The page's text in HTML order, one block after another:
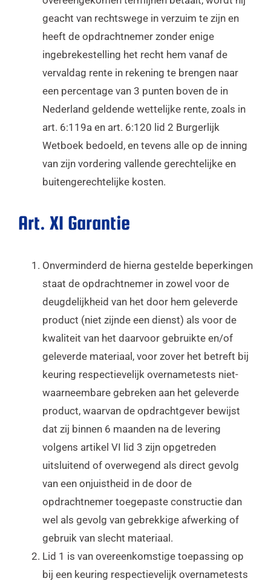
geacht van rechtswege in verzuim te zijn en
heeft de opdrachtnemer zonder enige
ingebrekestelling het recht hem vanaf de
vervaldag rente in rekening te brengen naar
een percentage van 3 punten boven de in
Nederland geldende wettelijke rente, zoals in
art. 6:119a en art. 6:120 lid 2 Burgerlijk
Wetboek bedoeld, en tevens alle op de inning
van zijn vordering vallende gerechtelijke en
buitengerechtelijke kosten.
Art. XI Garantie
Onverminderd de hierna gestelde beperkingen
staat de opdrachtnemer in zowel voor de
deugdelijkheid van het door hem geleverde
product (niet zijnde een dienst) als voor de
kwaliteit van het daarvoor gebruikte en/of
geleverde materiaal, voor zover het betreft bij
keuring respectievelijk overnametests niet-
waarneembare gebreken aan het geleverde
product, waarvan de opdrachtgever bewijst
dat zij binnen 6 maanden na de levering
volgens artikel VI lid 3 zijn opgetreden
uitsluitend of overwegend als direct gevolg
van een onjuistheid in de door de
opdrachtnemer toegepaste constructie dan
wel als gevolg van gebrekkige afwerking of
gebruik van slecht materiaal.
Lid 1 is van overeenkomstige toepassing op
bij een keuring respectievelijk overnametests